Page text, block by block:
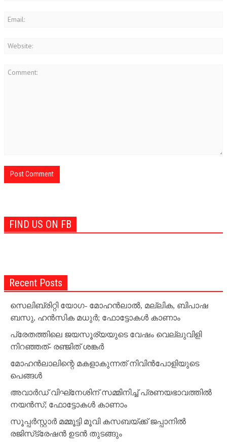
FIND US ON FB
Recent Posts
സെലിബ്രിറ്റി യോഗ- മോഹന്‍ലാല്‍, മല്ലിക, ബിപാഷ
ബസു, ഹന്‍സിക മധുര്‍; ഫോട്ടോകള്‍ കാണാം
പ്രേതത്തിലെ ജയസൂര്യയുടെ വേഷം വെല്ലുവിളി
നിറഞ്ഞത്- രഞ്ജിത് ശങ്കര്‍
മോഹന്‍ലാലിന്റെ മകളാകുന്നത് നിവിന്‍പോളിയുടെ
പെങ്ങള്‍
അവാര്‍ഡ് വിഘ്‌നേശിന് സമ്മിനിച്ച് പ്രണയഭാവത്തില്‍
നയന്‍സ്; ഫോട്ടോകള്‍ കാണാം
സൂപ്പര്‍സ്റ്റാര്‍ മമ്മൂട്ടി മൂവി കസബയ്ക്ക് ജപ്പാനില്‍
രജിസ്‌ട്രേഷന്‍ ഉടന്‍ തുടങ്ങും